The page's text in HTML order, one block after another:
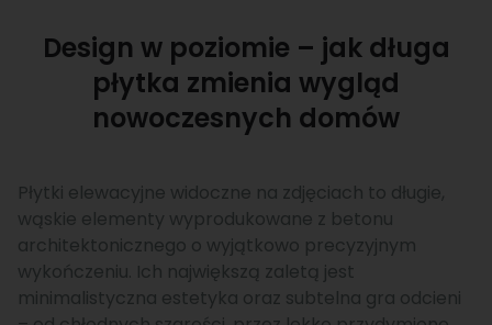
Design w poziomie – jak długa
płytka zmienia wygląd
nowoczesnych domów
Płytki elewacyjne widoczne na zdjęciach to długie,
wąskie elementy wyprodukowane z betonu
architektonicznego o wyjątkowo precyzyjnym
wykończeniu. Ich największą zaletą jest
minimalistyczna estetyka oraz subtelna gra odcieni